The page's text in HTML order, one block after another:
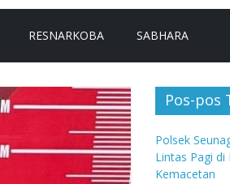
RESNARKOBA SABHARA
Pos-pos
Polsek
Lintas Pagi di
Kemacetan